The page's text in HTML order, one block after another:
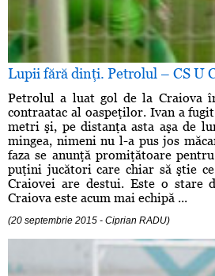
Lupii fără dinţi. Petrolul – CS U
Petrolul a luat gol de la Craiova
contraatac al oaspeţilor. Ivan a
metri şi, pe distanţa asta aşa de
mingea, nimeni nu l-a pus jos
faza se anunţă promiţătoare
puţini jucători care chiar să ştie
Craiovei are destui. Este o stare
Craiova este acum mai echipă ...
(20 septembrie 2015 - Ciprian RADU)